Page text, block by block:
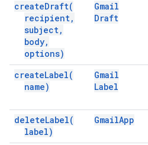
createDraft(
recipient,
subject,
body,
options)
Gmail
Draft
createLabel(
name)
Gmail
Label
deleteLabel(
label)
GmailApp